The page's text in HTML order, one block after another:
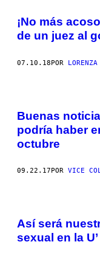
¡No más
de un juez al
07.10.18POR
Buenas
podría haber
octubre
09.22.17 POR VICE
Así será
sexual en la